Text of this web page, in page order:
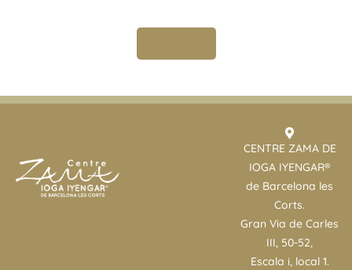
CENTRE ZAMA DE
IOGA IYENGAR®
de Barcelona les
Corts.
Gran Via de Carles
III, 50-52,
Escala i, local 1.